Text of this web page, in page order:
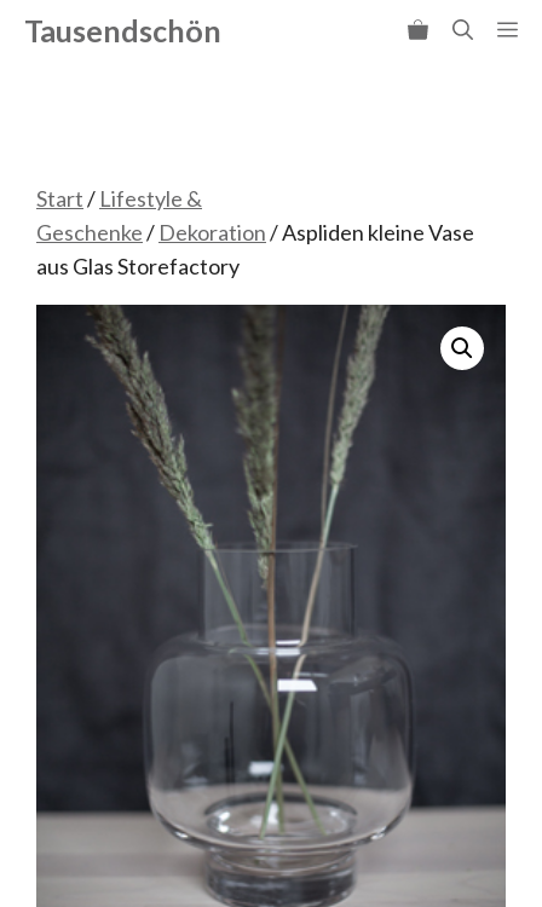
Zum
Inhalt
Tausendschön
Start/ Lifestyle &
Geschenke/ Dekoration/ Aspliden kleine Vase
aus Glas Storefactory